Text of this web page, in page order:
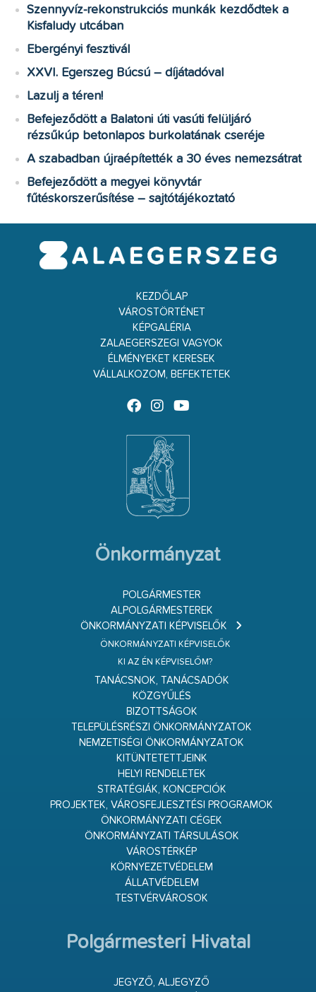
Szennyvíz-rekonstrukciós munkák kezdődtek a
Kisfaludy utcában
Ebergényi fesztivál
XXVI. Egerszeg Búcsú – díjátadóval
Lazulj a téren!
Befejeződött a Balatoni úti vasúti felüljáró
rézsűkúp betonlapos burkolatának cseréje
A szabadban újraépítették a 30 éves nemezsátrat
Befejeződött a megyei könyvtár
fűtéskorszerűsítése – sajtótájékoztató
KEZDŐLAP
VÁROSTÖRTÉNET
KÉPGALÉRIA
ZALAEGERSZEGI VAGYOK
ÉLMÉNYEKET KERESEK
VÁLLALKOZOM, BEFEKTETEK
Önkormányzat
POLGÁRMESTER
ALPOLGÁRMESTEREK
ÖNKORMÁNYZATI KÉPVISELŐK
ÖNKORMÁNYZATI KÉPVISELŐK
KI AZ ÉN KÉPVISELŐM?
TANÁCSNOK, TANÁCSADÓK
KÖZGYŰLÉS
BIZOTTSÁGOK
TELEPÜLÉSRÉSZI ÖNKORMÁNYZATOK
NEMZETISÉGI ÖNKORMÁNYZATOK
KITÜNTETETTJEINK
HELYI RENDELETEK
STRATÉGIÁK, KONCEPCIÓK
PROJEKTEK, VÁROSFEJLESZTÉSI PROGRAMOK
ÖNKORMÁNYZATI CÉGEK
ÖNKORMÁNYZATI TÁRSULÁSOK
VÁROSTÉRKÉP
KÖRNYEZETVÉDELEM
ÁLLATVÉDELEM
TESTVÉRVÁROSOK
Polgármesteri Hivatal
JEGYZŐ, ALJEGYZŐ